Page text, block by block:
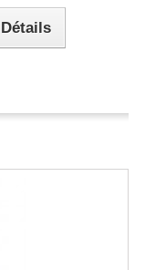
Détails